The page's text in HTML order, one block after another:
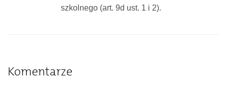
szkolnego (art. 9d ust. 1 i 2).
Komentarze